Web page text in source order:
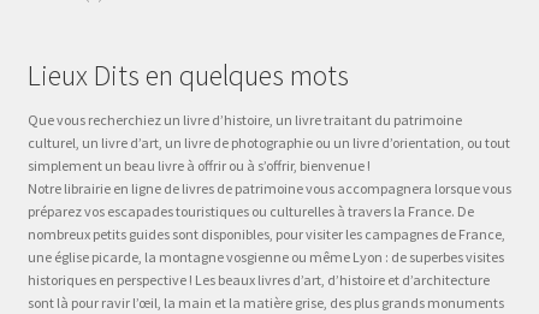
Lieux Dits en quelques mots
Que vous recherchiez un livre d’histoire, un livre traitant du patrimoine
culturel, un livre d’art, un livre de photographie ou un livre d’orientation, ou tout
simplement un beau livre à offrir ou à s’offrir, bienvenue !
Notre librairie en ligne de livres de patrimoine vous accompagnera lorsque vous
préparez vos escapades touristiques ou culturelles à travers la France. De
nombreux petits guides sont disponibles, pour visiter les campagnes de France,
une église picarde, la montagne vosgienne ou même Lyon : de superbes visites
historiques en perspective ! Les beaux livres d’art, d’histoire et d’architecture
sont là pour ravir l’œil, la main et la matière grise, des plus grands monuments